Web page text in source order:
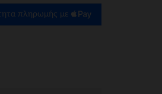
πληρωμής με